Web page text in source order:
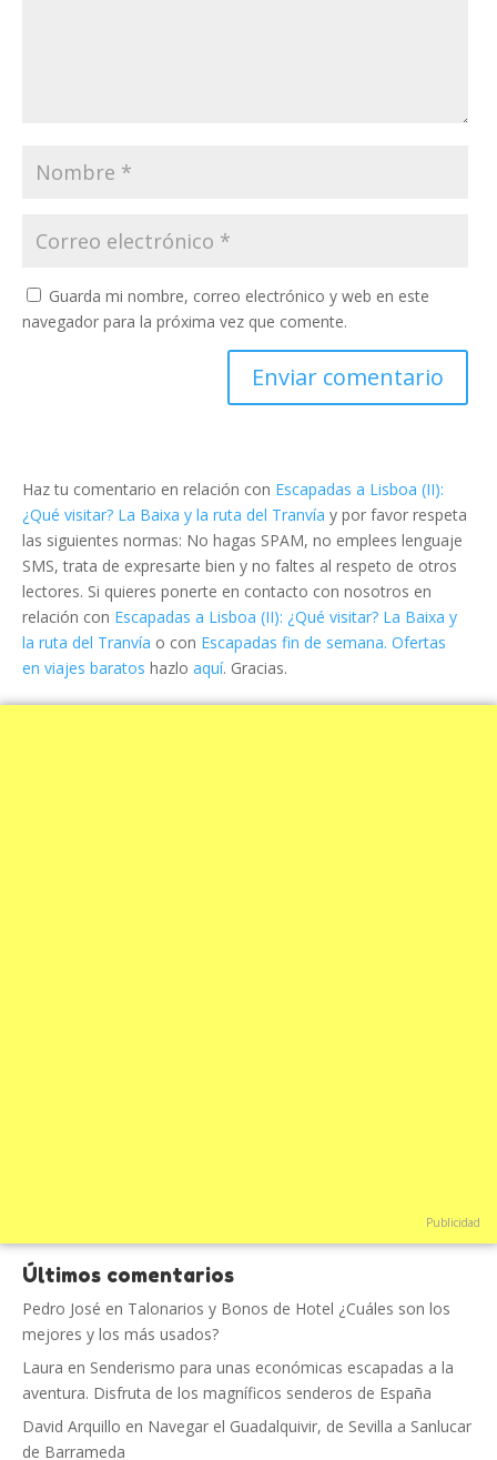
Guarda mi nombre, correo electrónico y web en este
navegador para la próxima vez que comente.
Haz tu comentario en relación con Escapadas a Lisboa (II):
¿Qué visitar? La Baixa y la ruta del Tranvía y por favor respeta
las siguientes normas: No hagas SPAM, no emplees lenguaje
SMS, trata de expresarte bien y no faltes al respeto de otros
lectores. Si quieres ponerte en contacto con nosotros en
relación con Escapadas a Lisboa (II): ¿Qué visitar? La Baixa y
la ruta del Tranvía o con Escapadas fin de semana. Ofertas
en viajes baratos hazlo aquí. Gracias.
Publicidad
Últimos comentarios
Pedro José en Talonarios y Bonos de Hotel ¿Cuáles son los
mejores y los más usados?
Laura en Senderismo para unas económicas escapadas a la
aventura. Disfruta de los magníficos senderos de España
David Arquillo en Navegar el Guadalquivir, de Sevilla a Sanlucar
de Barrameda